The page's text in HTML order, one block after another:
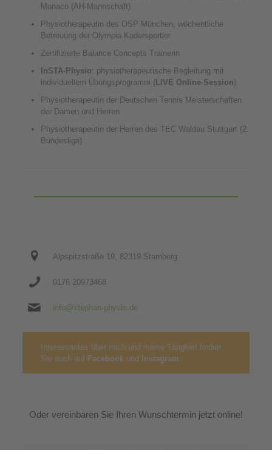
Monaco (AH-Mannschaft)
Physiotherapeutin des OSP München, wöchentliche
Betreuung der Olympia Kadersportler
Zertifizierte Balance Concepts Trainerin
InSTA-Physio: physiotherapeutische Begleitung mit
individuellem Übungsprogramm (LIVE Online-Session)
Physiotherapeutin der Deutschen Tennis Meisterschaften
der Damen und Herren
Physiotherapeutin der Herren des TEC Waldau Stuttgart (2.
Bundesliga)
Alpspitzstraße 19, 82319 Starnberg
0176 20973468
info@stephan-physio.de
Interessantes über mich und meine Tätigkeit finden
Sie auch auf Facebook und Instagram.
Oder vereinbaren Sie Ihren Wunschtermin jetzt online!